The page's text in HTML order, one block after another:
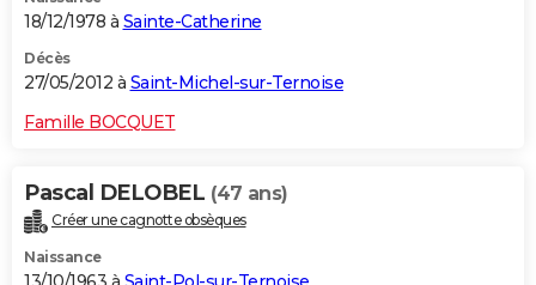
18/12/1978 à Sainte-Catherine
Décès
27/05/2012 à Saint-Michel-sur-Ternoise
Famille BOCQUET
Pascal DELOBEL (47 ans)
Créer une cagnotte obsèques
Naissance